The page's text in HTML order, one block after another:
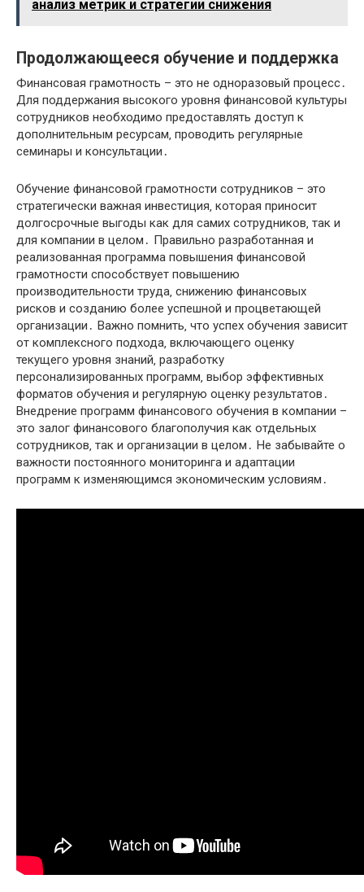
анализ метрик и стратегии снижения
Продолжающееся обучение и поддержка
Финансовая грамотность – это не одноразовый процесс․
Для поддержания высокого уровня финансовой культуры
сотрудников необходимо предоставлять доступ к
дополнительным ресурсам‚ проводить регулярные
семинары и консультации․
Обучение финансовой грамотности сотрудников – это
стратегически важная инвестиция‚ которая приносит
долгосрочные выгоды как для самих сотрудников‚ так и
для компании в целом․ Правильно разработанная и
реализованная программа повышения финансовой
грамотности способствует повышению
производительности труда‚ снижению финансовых
рисков и созданию более успешной и процветающей
организации․ Важно помнить‚ что успех обучения зависит
от комплексного подхода‚ включающего оценку
текущего уровня знаний‚ разработку
персонализированных программ‚ выбор эффективных
форматов обучения и регулярную оценку результатов․
Внедрение программ финансового обучения в компании –
это залог финансового благополучия как отдельных
сотрудников‚ так и организации в целом․ Не забывайте о
важности постоянного мониторинга и адаптации
программ к изменяющимся экономическим условиям․